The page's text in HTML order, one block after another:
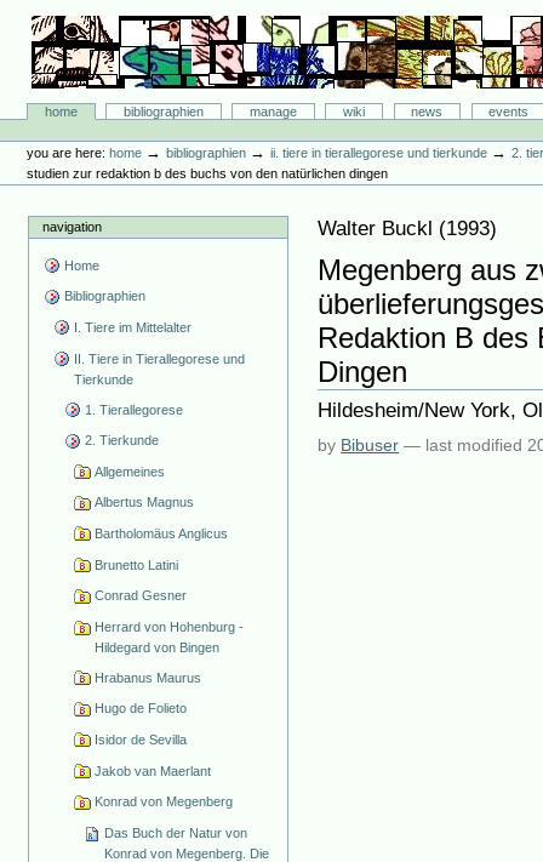
content.
navigation
Bibliographie-Portal
Sectionshome bibliographien manage wiki news
events
tools
you are here: home →bibliographien →ii. tiere in tierallegorese und tierkunde →2.
studien zur redaktion b des buchs von den natürlichen dingen
navigation
Home
Bibliographien
I. Tiere im Mittelalter
II. Tiere in Tierallegorese und
Tierkunde
1. Tierallegorese
2. Tierkunde
Allgemeines
Albertus Magnus
Bartholomäus Anglicus
Brunetto Latini
Conrad Gesner
Herrard von Hohenburg -
Hildegard von Bingen
Hrabanus Maurus
Hugo de Folieto
Isidor de Sevilla
Jakob van Maerlant
Konrad von Megenberg
Das Buch der Natur von
Konrad von Megenberg. Die
Walter Buckl (1993)
Megenberg aus
Redaktion B des
Dingen
Hildesheim/New York,
by Bibuser — last modified